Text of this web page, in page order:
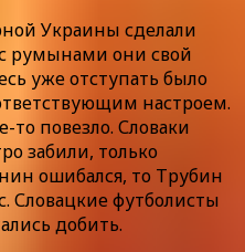
Украины сделали
румынами они свой
уже отступать было
настроем.
то повезло. Словаки
забили, только
ошибался, то Трубин
Словацкие футболисты
добить.